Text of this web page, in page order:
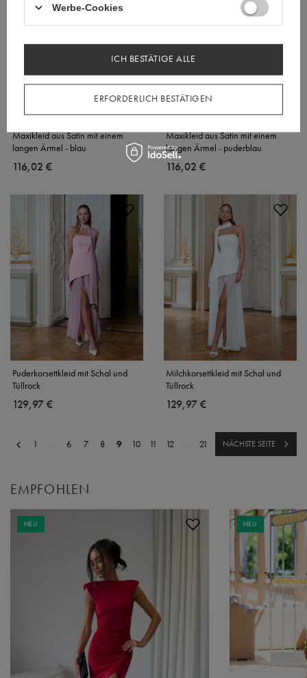
Maxikleid aus Satin mit einem
langen Ärmel - blau
116,02 €
Maxikleid aus Satin mit einem
langen Ärmel - puderblau
116,02 €
Puderkorsettkleid mit Schal und
Tüllrock
129,97 €
Milchkorsettkleid mit Schal und
Tüllrock
129,97 €
1 6 7 8 9 10 11 12 21 NÄCHSTE SEITE
EMPFOHLEN
NEU NEU
Werbe-Cookies
ERFORDERLICH BESTÄTIGEN
ICH BESTÄTIGE ALLE